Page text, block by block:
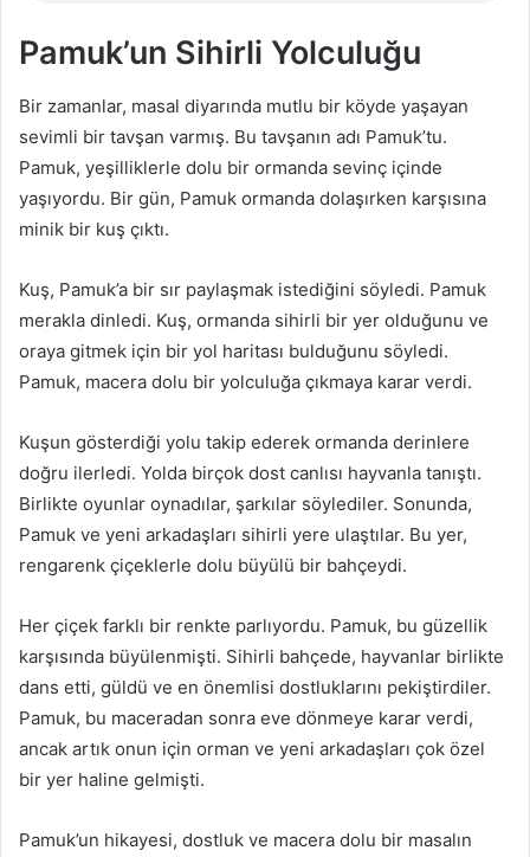
Pamuk’un Sihirli Yolculuğu
Bir zamanlar, masal diyarında mutlu bir köyde yaşayan
sevimli bir tavşan varmış. Bu tavşanın adı Pamuk’tu.
Pamuk, yeşilliklerle dolu bir ormanda sevinç içinde
yaşıyordu. Bir gün, Pamuk ormanda dolaşırken karşısına
minik bir kuş çıktı.
Kuş, Pamuk’a bir sır paylaşmak istediğini söyledi. Pamuk
merakla dinledi. Kuş, ormanda sihirli bir yer olduğunu ve
oraya gitmek için bir yol haritası bulduğunu söyledi.
Pamuk, macera dolu bir yolculuğa çıkmaya karar verdi.
Kuşun gösterdiği yolu takip ederek ormanda derinlere
doğru ilerledi. Yolda birçok dost canlısı hayvanla tanıştı.
Birlikte oyunlar oynadılar, şarkılar söylediler. Sonunda,
Pamuk ve yeni arkadaşları sihirli yere ulaştılar. Bu yer,
rengarenk çiçeklerle dolu büyülü bir bahçeydi.
Her çiçek farklı bir renkte parlıyordu. Pamuk, bu güzellik
karşısında büyülenmişti. Sihirli bahçede, hayvanlar birlikte
dans etti, güldü ve en önemlisi dostluklarını pekiştirdiler.
Pamuk, bu maceradan sonra eve dönmeye karar verdi,
ancak artık onun için orman ve yeni arkadaşları çok özel
bir yer haline gelmişti.
Pamuk’un hikayesi, dostluk ve macera dolu bir masalın